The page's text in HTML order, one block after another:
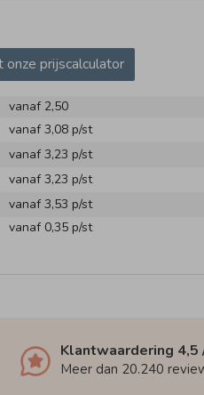
GEBOORTEKAARTJE
prijscalculator
vanaf 2,50
vanaf 3,08 p/st
vanaf 3,23 p/st
vanaf 3,23 p/st
vanaf 3,53 p/st
vanaf 0,35 p/st
Klantwaardering 4,5
Meer dan 20.240